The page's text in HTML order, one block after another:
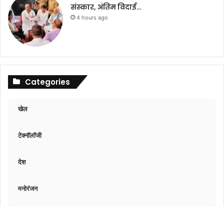
संस्कार, अंतिम विदाई…
4 hours ago
Categories
खेल
टेक्नॉलॉजी
देश
मनोरंजन